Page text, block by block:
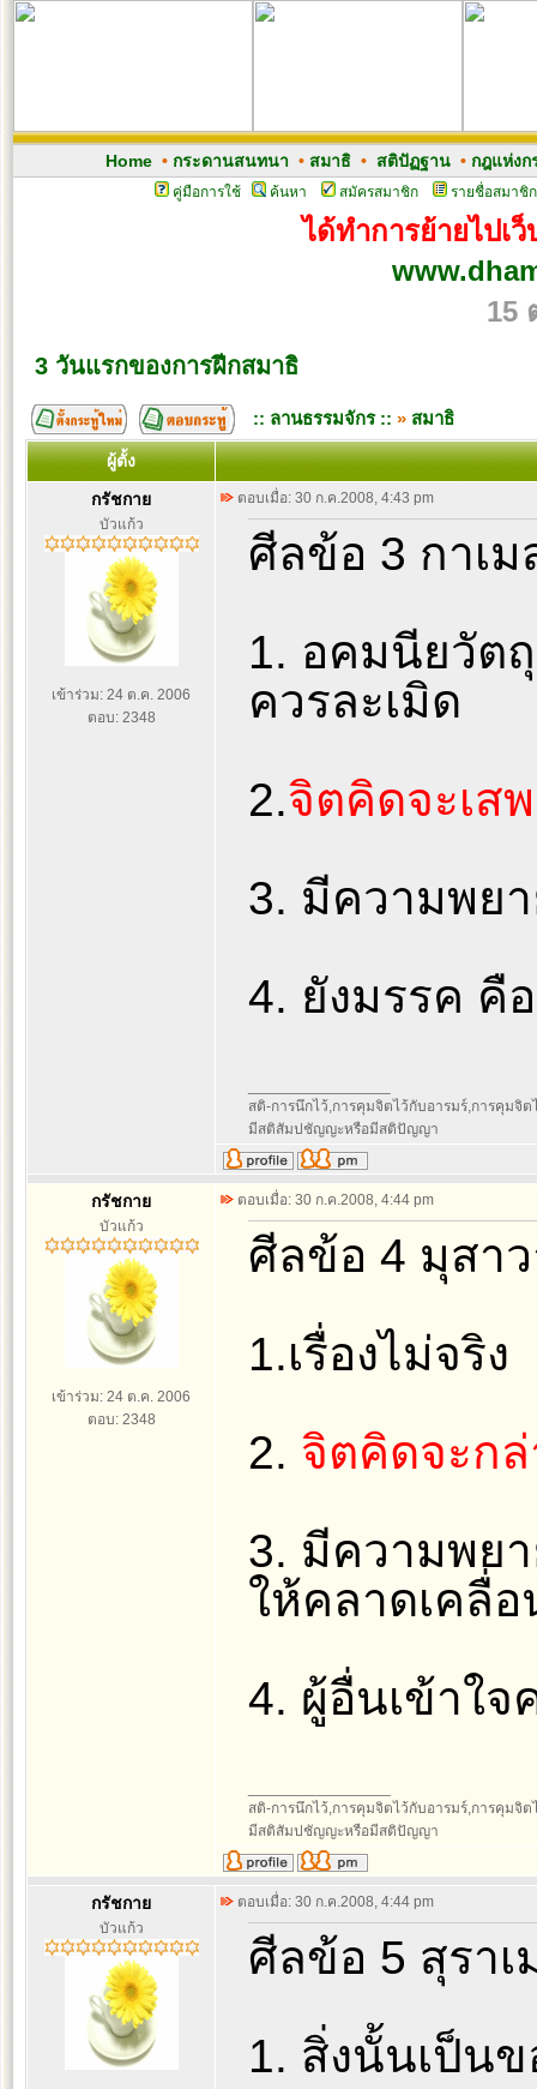
Home• กระดานสนทนา • สมาธิ• สติปัฏฐาน• กฎแห่งก
คู่มือการใช้ ค้นหา สมัครสมาชิก รายชื่อสมาชิก
ได้ทำการย้ายไปเ
15
3 วันแรกของการฝีกสมาธิ
:: ลานธรรมจักร :: » สมาธิ
ผู้ตั้ง
กรัชกาย
บัวแก้ว
เข้าร่วม: 24 ต.ค. 2006
ตอบ: 2348
ตอบเมื่อ: 30 ก.ค.2008, 4:43 pm
ศีลข้อ 3 กาเ
1. อคมนียวัต
ควรละเมิด
2.จิตคิดจะเสพ
3. มีความพย
4. ยังมรรค คื
สติ-การนึกไว้,การคุมจิตไว้กับอารมร์,การคุมจิ
มีสติสัมปชัญญะหรือมีสติปัญญา
กรัชกาย
บัวแก้ว
เข้าร่วม: 24 ต.ค. 2006
ตอบ: 2348
ตอบเมื่อ: 30 ก.ค.2008, 4:44 pm
ศีลข้อ 4 มุสา
1.เรื่องไม่จริง
2. จิตคิดจะก
3. มีความพย
ให้คลาดเคลื่
4. ผู้อื่นเข้าใ
สติ-การนึกไว้,การคุมจิตไว้กับอารมร์,การคุมจิ
มีสติสัมปชัญญะหรือมีสติปัญญา
กรัชกาย
บัวแก้ว
ตอบเมื่อ: 30 ก.ค.2008, 4:44 pm
ศีลข้อ 5 สุรา
1. สิ่งนั้นเป็นข